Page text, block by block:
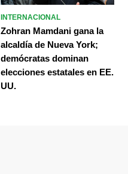
INTERNACIONAL
Zohran Mamdani gana la
alcaldía de Nueva York;
demócratas dominan
elecciones estatales en EE.
UU.